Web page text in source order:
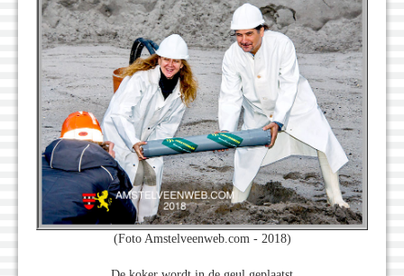
(Foto Amstelveenweb.com - 2018)